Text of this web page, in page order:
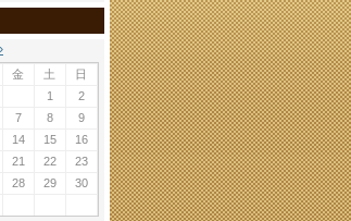
金 土
日
1
2
7 8
9
14 15
16
21 22
23
28 29
30